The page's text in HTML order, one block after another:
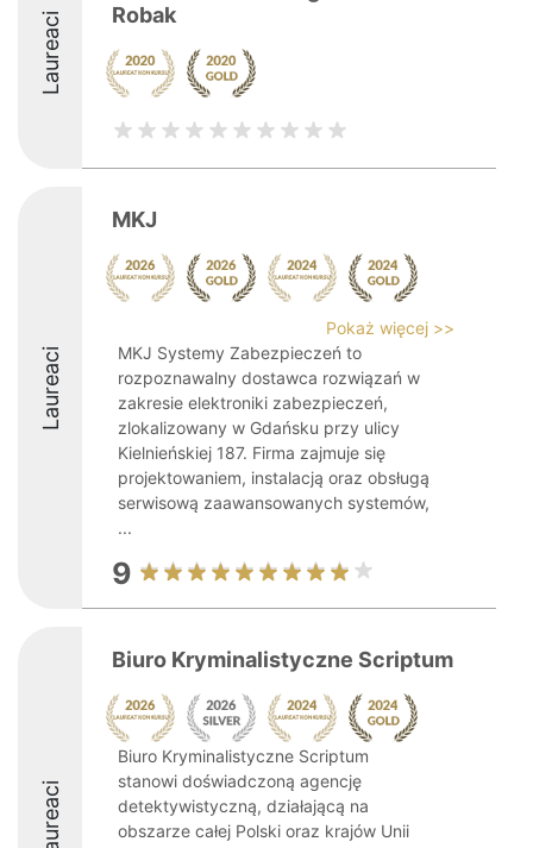
Laureaci
Robak
Laureaci
MKJ
Pokaż więcej >>
MKJ Systemy Zabezpieczeń to
rozpoznawalny dostawca rozwiązań w
zakresie elektroniki zabezpieczeń,
zlokalizowany w Gdańsku przy ulicy
Kielnieńskiej 187. Firma zajmuje się
projektowaniem, instalacją oraz obsługą
serwisową zaawansowanych systemów,
...
9
Laureaci
Biuro Kryminalistyczne Scriptum
Biuro Kryminalistyczne Scriptum
stanowi doświadczoną agencję
detektywistyczną, działającą na
obszarze całej Polski oraz krajów Unii